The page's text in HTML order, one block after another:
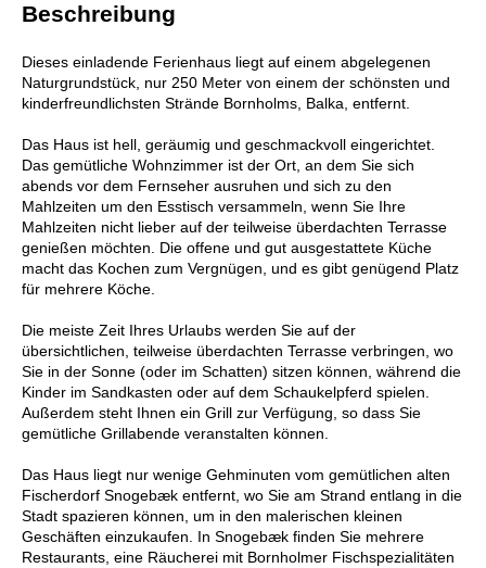
Beschreibung
Dieses einladende Ferienhaus liegt auf einem abgelegenen
Naturgrundstück, nur 250 Meter von einem der schönsten und
kinderfreundlichsten Strände Bornholms, Balka, entfernt.
Das Haus ist hell, geräumig und geschmackvoll eingerichtet.
Das gemütliche Wohnzimmer ist der Ort, an dem Sie sich
abends vor dem Fernseher ausruhen und sich zu den
Mahlzeiten um den Esstisch versammeln, wenn Sie Ihre
Mahlzeiten nicht lieber auf der teilweise überdachten Terrasse
genießen möchten. Die offene und gut ausgestattete Küche
macht das Kochen zum Vergnügen, und es gibt genügend Platz
für mehrere Köche.
Die meiste Zeit Ihres Urlaubs werden Sie auf der
übersichtlichen, teilweise überdachten Terrasse verbringen, wo
Sie in der Sonne (oder im Schatten) sitzen können, während die
Kinder im Sandkasten oder auf dem Schaukelpferd spielen.
Außerdem steht Ihnen ein Grill zur Verfügung, so dass Sie
gemütliche Grillabende veranstalten können.
Das Haus liegt nur wenige Gehminuten vom gemütlichen alten
Fischerdorf Snogebæk entfernt, wo Sie am Strand entlang in die
Stadt spazieren können, um in den malerischen kleinen
Geschäften einzukaufen. In Snogebæk finden Sie mehrere
Restaurants, eine Räucherei mit Bornholmer Fischspezialitäten